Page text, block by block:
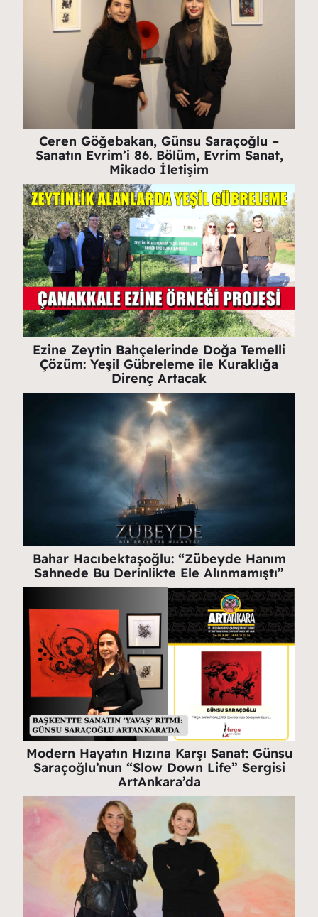
Ceren Göğebakan, Günsu Saraçoğlu –
Sanatın Evrim’i 86. Bölüm, Evrim Sanat,
Mikado İletişim
Ezine Zeytin Bahçelerinde Doğa Temelli
Çözüm: Yeşil Gübreleme ile Kuraklığa
Direnç Artacak
Bahar Hacıbektaşoğlu: “Zübeyde Hanım
Sahnede Bu Derinlikte Ele Alınmamıştı”
Modern Hayatın Hızına Karşı Sanat: Günsu
Saraçoğlu’nun “Slow Down Life” Sergisi
ArtAnkara’da